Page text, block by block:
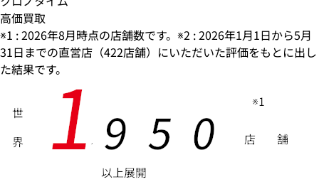
高価買取
※1 : 2026年8月時点の店舗数です。※2 : 2026年1月1日から5月
31日までの直営店（422店舗）にいただいた評価をもとに出し
た結果です。
以上展開
世
界 店 舗
19 5 0 ※1